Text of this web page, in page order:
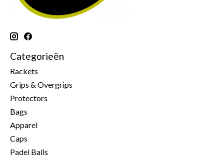
Categorieën
Rackets
Grips & Overgrips
Protectors
Bags
Apparel
Caps
Padel Balls